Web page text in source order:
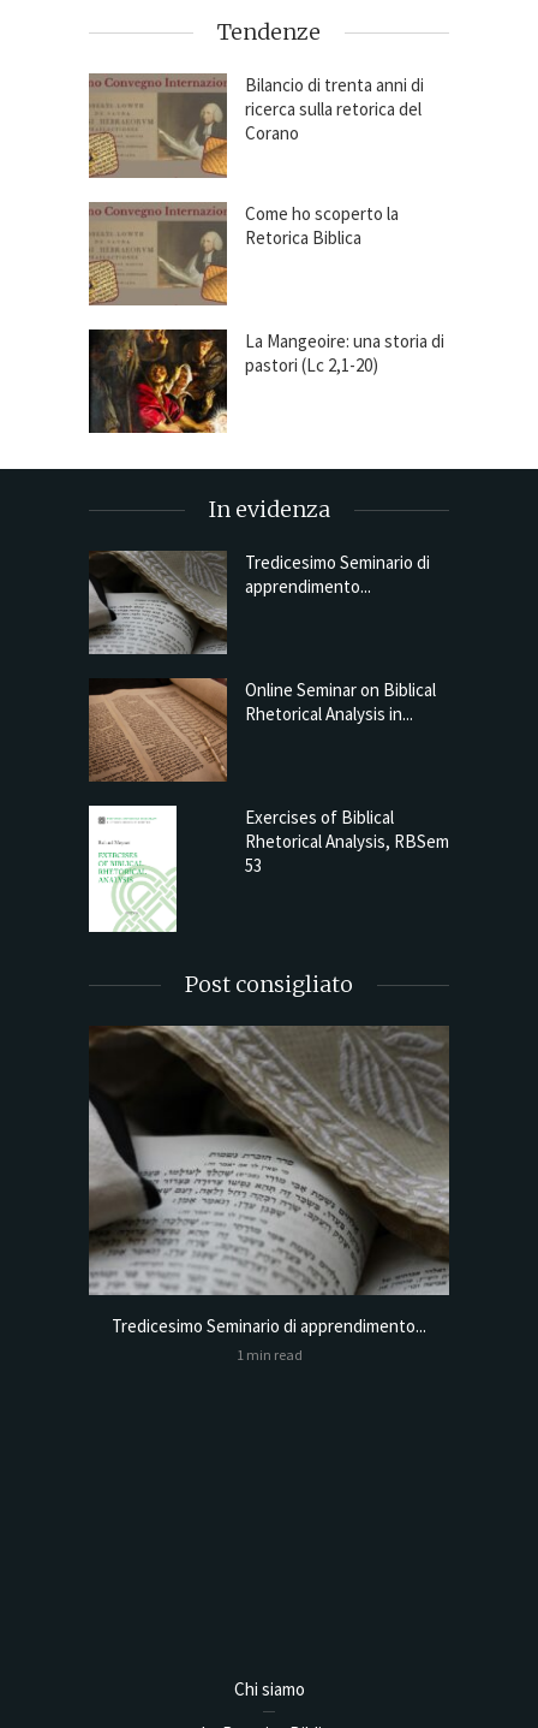
Tendenze
Bilancio di trenta anni di
ricerca sulla retorica del
Corano
Come ho scoperto la
Retorica Biblica
La Mangeoire: una storia di
pastori (Lc 2,1-20)
In evidenza
Tredicesimo Seminario di
apprendimento...
Online Seminar on Biblical
Rhetorical Analysis in...
Exercises of Biblical
Rhetorical Analysis, RBSem
53
Post consigliato
Tredicesimo Seminario di apprendimento...
1 min read
Chi siamo